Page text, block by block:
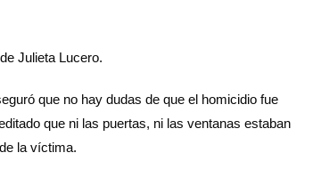
Julieta Lucero.
que no hay dudas de que el homicidio fue
que ni las puertas, ni las ventanas estaban
la víctima.